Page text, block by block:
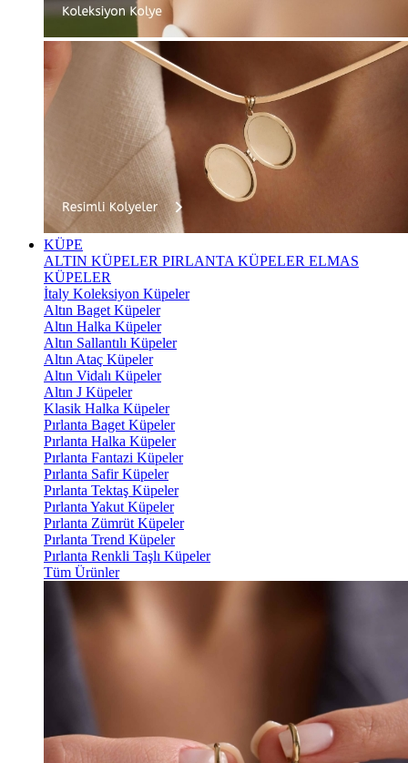
KÜPE
ALTIN KÜPELER PIRLANTA KÜPELER ELMAS
KÜPELER
İtaly Koleksiyon Küpeler
Altın Baget Küpeler
Altın Halka Küpeler
Altın Sallantılı Küpeler
Altın Ataç Küpeler
Altın Vidalı Küpeler
Altın J Küpeler
Klasik Halka Küpeler
Pırlanta Baget Küpeler
Pırlanta Halka Küpeler
Pırlanta Fantazi Küpeler
Pırlanta Safir Küpeler
Pırlanta Tektaş Küpeler
Pırlanta Yakut Küpeler
Pırlanta Zümrüt Küpeler
Pırlanta Trend Küpeler
Pırlanta Renkli Taşlı Küpeler
Tüm Ürünler